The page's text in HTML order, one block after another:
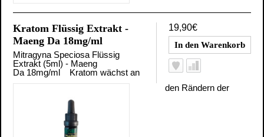
19,90€
Kratom Flüssig Extrakt -
Maeng Da 18mg/ml
Mitragyna Speciosa Flüssig
Extrakt (5ml) - Maeng
Da 18mg/ml Kratom wächst an
den Rändern der